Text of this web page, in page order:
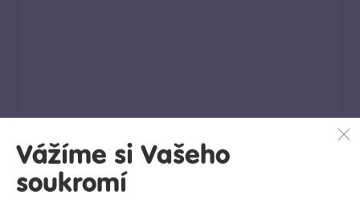
Vážíme si Vašeho
soukromí